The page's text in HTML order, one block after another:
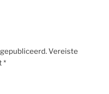
Vereiste
*